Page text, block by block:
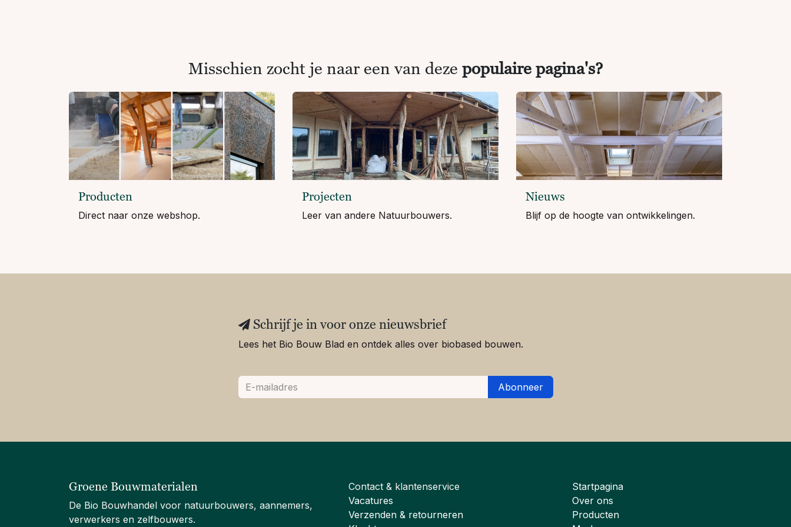
Misschien zocht je naar een van deze populaire pagina's?
Producten
Direct naar onze webshop.
Projecten
Leer van andere Natuurbouwers.
Nieuws
Blijf op de hoogte van ontwikkelingen.
Schrijf je in voor onze nieuwsbrief
Lees het Bio Bouw Blad en ontdek alles over biobased bouwen.
Abonneer
Groene Bouwmaterialen
De Bio Bouwhandel voor natuurbouwers, aannemers,
verwerkers en zelfbouwers.
Contact & klantenservice
Vacatures
Verzenden & retourneren
Startpagina
Over ons
Producten